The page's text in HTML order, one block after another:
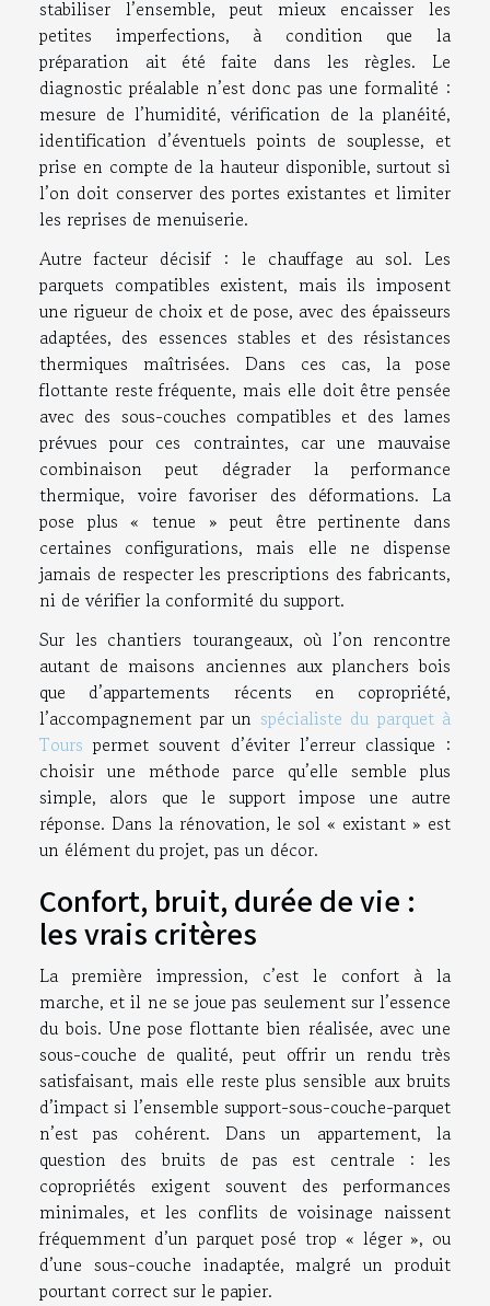
stabiliser l’ensemble, peut mieux encaisser les
petites imperfections, à condition que la
préparation ait été faite dans les règles. Le
diagnostic préalable n’est donc pas une formalité :
mesure de l’humidité, vérification de la planéité,
identification d’éventuels points de souplesse, et
prise en compte de la hauteur disponible, surtout si
l’on doit conserver des portes existantes et limiter
les reprises de menuiserie.
Autre facteur décisif : le chauffage au sol. Les
parquets compatibles existent, mais ils imposent
une rigueur de choix et de pose, avec des épaisseurs
adaptées, des essences stables et des résistances
thermiques maîtrisées. Dans ces cas, la pose
flottante reste fréquente, mais elle doit être pensée
avec des sous-couches compatibles et des lames
prévues pour ces contraintes, car une mauvaise
combinaison peut dégrader la performance
thermique, voire favoriser des déformations. La
pose plus « tenue » peut être pertinente dans
certaines configurations, mais elle ne dispense
jamais de respecter les prescriptions des fabricants,
ni de vérifier la conformité du support.
Sur les chantiers tourangeaux, où l’on rencontre
autant de maisons anciennes aux planchers bois
que d’appartements récents en copropriété,
l’accompagnement par un spécialiste du parquet à
Tours permet souvent d’éviter l’erreur classique :
choisir une méthode parce qu’elle semble plus
simple, alors que le support impose une autre
réponse. Dans la rénovation, le sol « existant » est
un élément du projet, pas un décor.
Confort, bruit, durée de vie :
les vrais critères
La première impression, c’est le confort à la
marche, et il ne se joue pas seulement sur l’essence
du bois. Une pose flottante bien réalisée, avec une
sous-couche de qualité, peut offrir un rendu très
satisfaisant, mais elle reste plus sensible aux bruits
d’impact si l’ensemble support-sous-couche-parquet
n’est pas cohérent. Dans un appartement, la
question des bruits de pas est centrale : les
copropriétés exigent souvent des performances
minimales, et les conflits de voisinage naissent
fréquemment d’un parquet posé trop « léger », ou
d’une sous-couche inadaptée, malgré un produit
pourtant correct sur le papier.